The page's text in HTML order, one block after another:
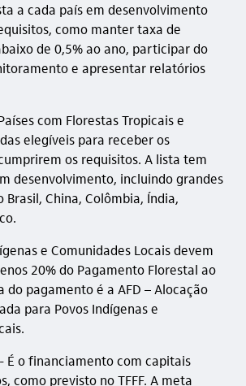
a cada país em desenvolvimento
como manter taxa de
de 0,5% ao ano, participar do
e apresentar relatórios
com Florestas Tropicais e
elegíveis para receber os
os requisitos. A lista tem
desenvolvimento, incluindo grandes
Brasil, China, Colômbia, Índia,
e Comunidades Locais devem
20% do Pagamento Florestal ao
do pagamento é a AFD – Alocação
para Povos Indígenas e
É o financiamento com capitais
como previsto no TFFF. A meta